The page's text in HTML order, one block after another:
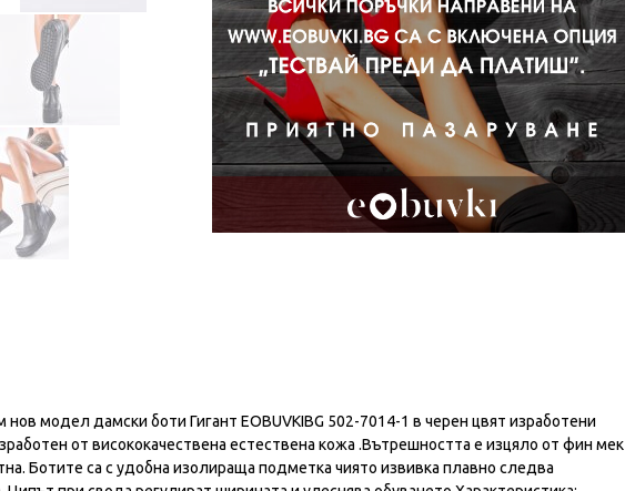
модел дамски боти Гигант EOBUVKIBG 502-7014-1 в черен цвят изработени
от висококачествена естествена кожа .Вътрешността е изцяло от фин мек
Ботите са с удобна изолираща подметка чиято извивка плавно следва